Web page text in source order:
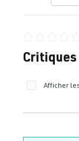
Note
Critiques
Afficher